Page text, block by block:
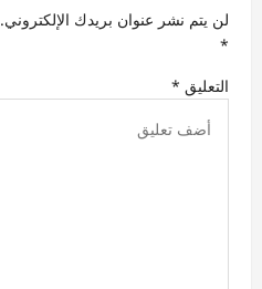
ا
ا
ت
لن يتم نشر عنوان بريدك الإلكتروني.
*
التعليق *